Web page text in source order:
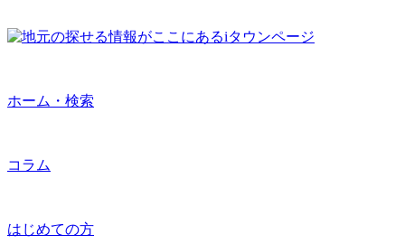
ホーム・検索
コラム
はじめての方